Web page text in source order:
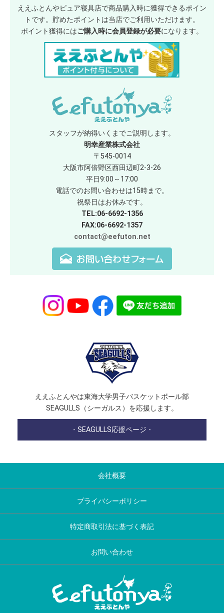
ええふとんやピュア寝具店で商品購入時に獲得できるポイン
トです。貯めたポイントは当店でご利用いただけます。
ポイント獲得にはご購入時に会員登録が必要になります。
スタッフが納得いくまでご説明します。
明幸産業株式会社
〒545-0014
大阪市阿倍野区西田辺町2-3-26
平日9:00～17:00
電話でのお問い合わせは15時まで。
祝祭日はお休みです。
TEL:06-6692-1356
FAX:06-6692-1357
contact@eefuton.net
ええふとんやは東海大学男子バスケットボール部
SEAGULLS（シーガルス）を応援します。
- SEAGULLS応援ページ -
会社概要
プライバシーポリシー
特定商取引法に基づく表記
お問い合わせ